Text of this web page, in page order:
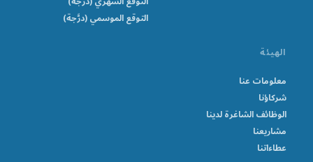
التوقع الموسمي (درَّجة)
الهيئة
معلومات عنا
شركاؤنا
الوظائف الشاغرة لدينا
مشاريعنا
عطاءاتنا